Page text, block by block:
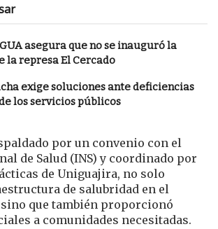
asegura que no se inauguró la
la represa El Cercado
exige soluciones ante deficiencias
los servicios públicos
por un convenio con el
de Salud (INS) y coordinado por
de Uniguajira, no solo
de salubridad en el
que también proporcionó
a comunidades necesitadas.